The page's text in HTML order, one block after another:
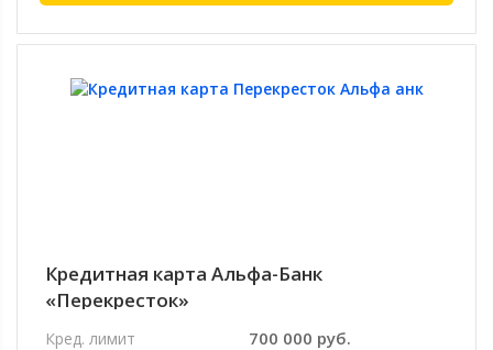
Кредитная карта Альфа-Банк
«Перекресток»
Кред. лимит 700 000 руб.